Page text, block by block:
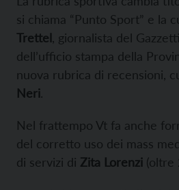
si chiama “Punto Sport” e la
Trettel , giornalista del
dell’ufficio stampa della
nuova rubrica di recensioni,
Neri.
Nel frattempo Vt fa anche
del corretto uso dei mass
di servizi di Zita Lorenzi (oltre